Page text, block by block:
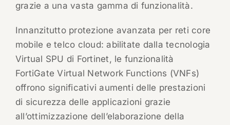
grazie a una vasta gamma di funzionalità.
Innanzitutto protezione avanzata per reti core
mobile e telco cloud: abilitate dalla tecnologia
Virtual SPU di Fortinet, le funzionalità
FortiGate Virtual Network Functions (VNFs)
offrono significativi aumenti delle prestazioni
di sicurezza delle applicazioni grazie
all’ottimizzazione dell’elaborazione della